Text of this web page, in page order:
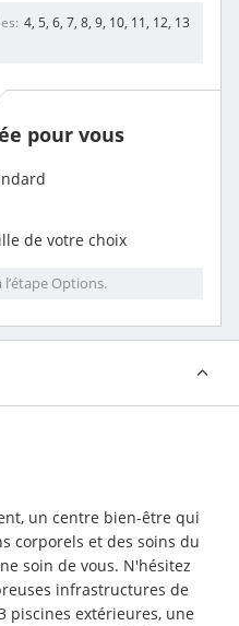
4, 5, 6, 7, 8, 9, 10, 11, 12, 13
pour vous
de votre choix
Options.
un centre bien-être qui
corporels et des soins du
soin de vous. N'hésitez
infrastructures de
piscines extérieures, une